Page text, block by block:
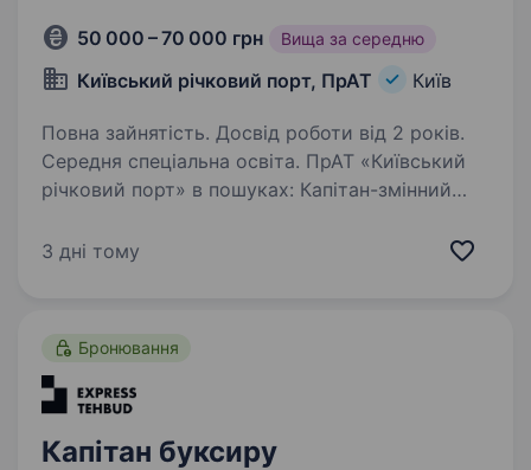
50 000 – 70 000 грн Вища за середню
Київський річковий порт, ПрАТ Київ
Повна зайнятість. Досвід роботи від 2 років.
Середня спеціальна освіта. ПрАТ «Київський
річковий порт» в пошуках: Капітан-змінний
Основні обов’язки включають в себе:
3 дні тому
Бронювання
Капітан буксиру